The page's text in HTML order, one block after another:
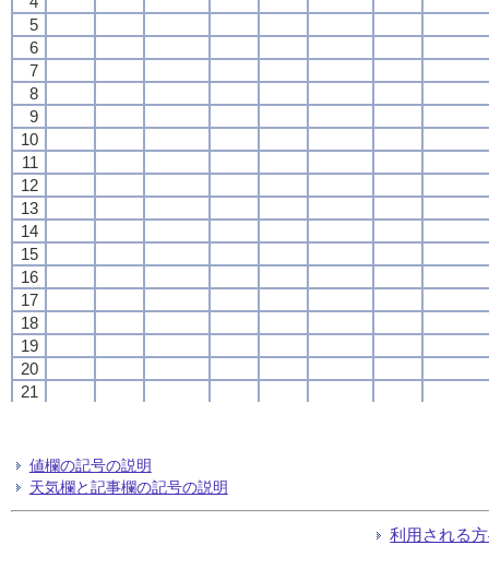
5
6
7
8
9
10
11
12
13
14
15
16
17
18
19
20
21
24
5
6
7
8
9
10
11
12
13
14
15
16
17
18
19
20
21
24
5
6
7
8
9
10
11
12
13
14
15
16
17
18
19
20
21
24
5
6
7
8
9
10
11
12
13
14
15
16
17
18
19
20
21
24
値欄の記号の説明
天気欄と記事欄の記号の説明
利用される